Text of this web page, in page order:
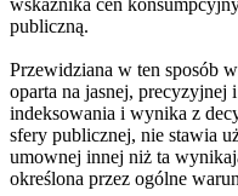
wskaźnika cen
publiczną.
Przewidziana w ten sposób
oparta na jasnej, precyzyjnej
indeksowania i wynika z
sfery publicznej, nie stawia
umownej innej niż ta
określona przez ogólne